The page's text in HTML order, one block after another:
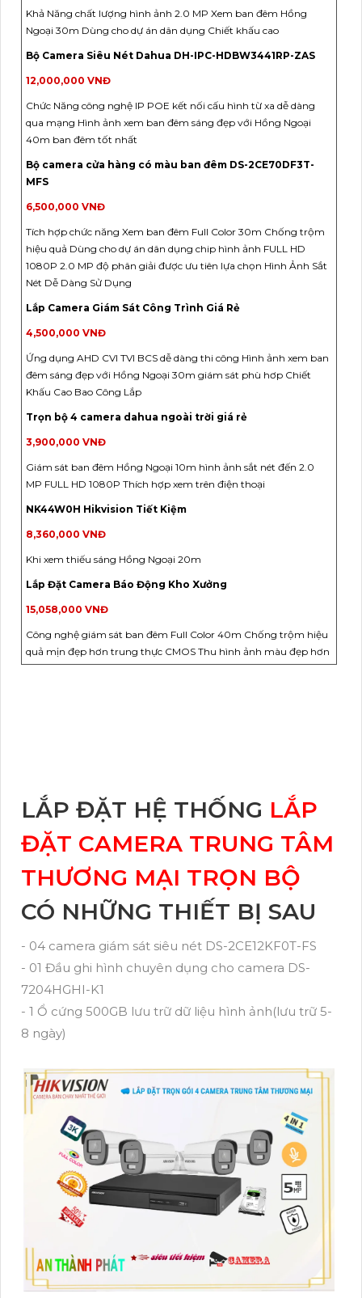
Khả Năng chất lượng hình ảnh 2.0 MP Xem ban đêm Hồng
Ngoại 30m Dùng cho dự án dân dụng Chiết khấu cao
Bộ Camera Siêu Nét Dahua DH-IPC-HDBW3441RP-ZAS
12,000,000 VNĐ
Chức Năng công nghệ IP POE kết nối cấu hình từ xa dễ dàng
qua mạng Hình ảnh xem ban đêm sáng đẹp với Hồng Ngoại
40m ban đêm tốt nhất
Bộ camera cửa hàng có màu ban đêm DS-2CE70DF3T-
MFS
6,500,000 VNĐ
Tích hợp chức năng Xem ban đêm Full Color 30m Chống trộm
hiệu quả Dùng cho dự án dân dụng chip hình ảnh FULL HD
1080P 2.0 MP độ phân giải được ưu tiên lựa chọn Hình Ảnh Sắt
Nét Dễ Dàng Sử Dụng
Lắp Camera Giám Sát Công Trình Giá Rẻ
4,500,000 VNĐ
Ứng dụng AHD CVI TVI BCS dễ dàng thi công Hình ảnh xem ban
đêm sáng đẹp với Hồng Ngoại 30m giám sát phù hơp Chiết
Khấu Cao Bao Công Lắp
Trọn bộ 4 camera dahua ngoài trời giá rẻ
3,900,000 VNĐ
Giám sát ban đêm Hồng Ngoại 10m hình ảnh sắt nét đến 2.0
MP FULL HD 1080P Thích hợp xem trên điện thoại
NK44W0H Hikvision Tiết Kiệm
8,360,000 VNĐ
Khi xem thiếu sáng Hồng Ngoại 20m
Lắp Đặt Camera Báo Động Kho Xưởng
15,058,000 VNĐ
Công nghệ giám sát ban đêm Full Color 40m Chống trộm hiệu
quả mịn đẹp hơn trung thực CMOS Thu hình ảnh màu đẹp hơn
LẮP ĐẶT HỆ THỐNG LẮP
ĐẶT CAMERA TRUNG TÂM
THƯƠNG MẠI TRỌN BỘ
CÓ NHỮNG THIẾT BỊ SAU
- 04 camera giám sát siêu nét DS-2CE12KF0T-FS
- 01 Đầu ghi hình chuyên dụng cho camera DS-
7204HGHI-K1
- 1 Ổ cứng 500GB lưu trữ dữ liệu hình ảnh(lưu trữ 5-
8 ngày)